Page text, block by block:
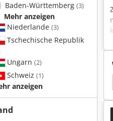
Baden-Württemberg (3)
Mehr anzeigen
Niederlande (3)
Tschechische Republik
Ungarn (2)
Schweiz (1)
anzeigen
Tornos Drehmaschine